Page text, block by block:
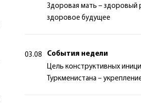
Здоровая мать – здоровый
здоровое будущее
03.08
События недели
Цель конструктивных
Туркменистана –